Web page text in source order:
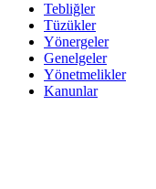
Tebliğler
Tüzükler
Yönergeler
Genelgeler
Yönetmelikler
Kanunlar